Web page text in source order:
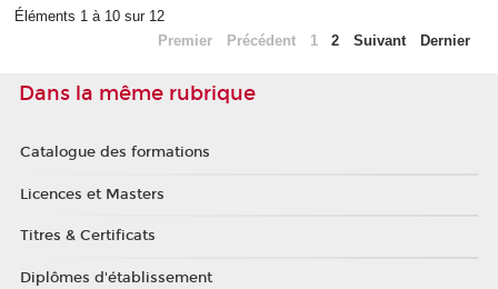
Éléments 1 à 10 sur 12
Premier
Précédent 1 2 Suivant Dernier
Dans la même rubrique
Catalogue des formations
Licences et Masters
Titres & Certificats
Diplômes d'établissement